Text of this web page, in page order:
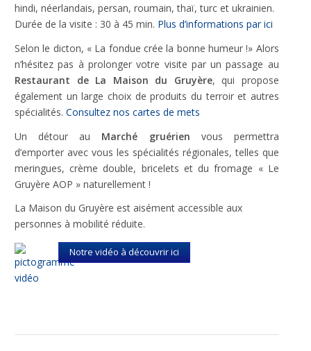
hindi, néerlandais, persan, roumain, thaï, turc et ukrainien.
Durée de la visite : 30 à 45 min. Plus d’informations par ici
Selon le dicton, « La fondue crée la bonne humeur !» Alors
n’hésitez pas à prolonger votre visite par un passage au
Restaurant de La Maison du Gruyère, qui propose
également un large choix de produits du terroir et autres
spécialités. Consultez nos cartes de mets
Un détour au Marché gruérien vous permettra
d’emporter avec vous les spécialités régionales, telles que
meringues, crème double, bricelets et du fromage « Le
Gruyère AOP » naturellement !
La Maison du Gruyère est aisément accessible aux
personnes à mobilité réduite.
Notre vidéo à découvrir ici
Statistiques
Afin que
nous
puissions
améliorer la
fonctionnalité
et la
structure du
fonction de la
façon dont le
site Web est
utilisé.
site Web
fonctionne